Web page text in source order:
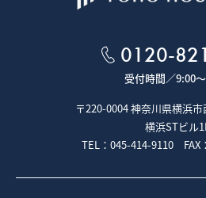
0120-
受付時間／9:00
〒220-0004 神奈川県横浜
横浜STビル
TEL：045-414-9110 FAX